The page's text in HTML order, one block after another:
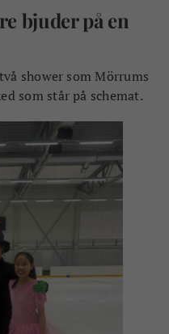
bjuder på en
shower som Mörrums
som står på schemat.